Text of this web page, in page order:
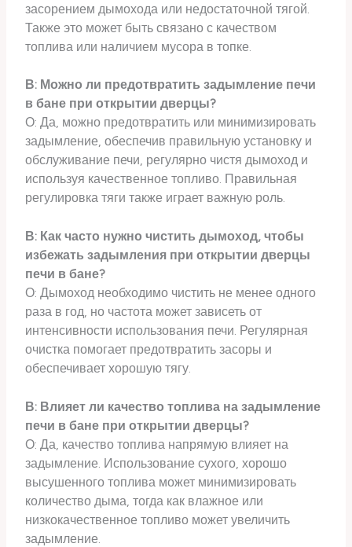
засорением дымохода или недостаточной тягой.
Также это может быть связано с качеством
топлива или наличием мусора в топке.
В: Можно ли предотвратить задымление печи
в бане при открытии дверцы?
О: Да, можно предотвратить или минимизировать
задымление, обеспечив правильную установку и
обслуживание печи, регулярно чистя дымоход и
используя качественное топливо. Правильная
регулировка тяги также играет важную роль.
В: Как часто нужно чистить дымоход, чтобы
избежать задымления при открытии дверцы
печи в бане?
О: Дымоход необходимо чистить не менее одного
раза в год, но частота может зависеть от
интенсивности использования печи. Регулярная
очистка помогает предотвратить засоры и
обеспечивает хорошую тягу.
В: Влияет ли качество топлива на задымление
печи в бане при открытии дверцы?
О: Да, качество топлива напрямую влияет на
задымление. Использование сухого, хорошо
высушенного топлива может минимизировать
количество дыма, тогда как влажное или
низкокачественное топливо может увеличить
задымление.